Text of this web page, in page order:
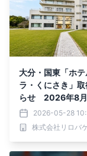
大分・国東「ホテ
ラ・くにさき」
らせ 2026年8月
ーアル開業予定
2026-05-28